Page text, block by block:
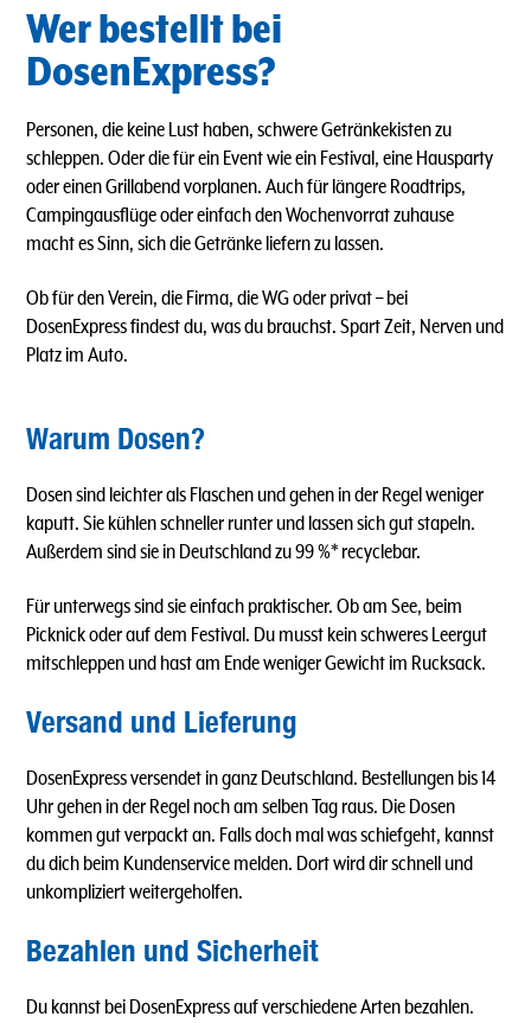
Wer bestellt bei
DosenExpress?
Personen, die keine Lust haben, schwere Getränkekisten zu
schleppen. Oder die für ein Event wie ein Festival, eine Hausparty
oder einen Grillabend vorplanen. Auch für längere Roadtrips,
Campingausflüge oder einfach den Wochenvorrat zuhause
macht es Sinn, sich die Getränke liefern zu lassen.
Ob für den Verein, die Firma, die WG oder privat – bei
DosenExpress findest du, was du brauchst. Spart Zeit, Nerven und
Platz im Auto.
Warum Dosen?
Dosen sind leichter als Flaschen und gehen in der Regel weniger
kaputt. Sie kühlen schneller runter und lassen sich gut stapeln.
Außerdem sind sie in Deutschland zu 99 %* recyclebar.
Für unterwegs sind sie einfach praktischer. Ob am See, beim
Picknick oder auf dem Festival. Du musst kein schweres Leergut
mitschleppen und hast am Ende weniger Gewicht im Rucksack.
Versand und Lieferung
DosenExpress versendet in ganz Deutschland. Bestellungen bis 14
Uhr gehen in der Regel noch am selben Tag raus. Die Dosen
kommen gut verpackt an. Falls doch mal was schiefgeht, kannst
du dich beim Kundenservice melden. Dort wird dir schnell und
unkompliziert weitergeholfen.
Bezahlen und Sicherheit
Du kannst bei DosenExpress auf verschiedene Arten bezahlen.